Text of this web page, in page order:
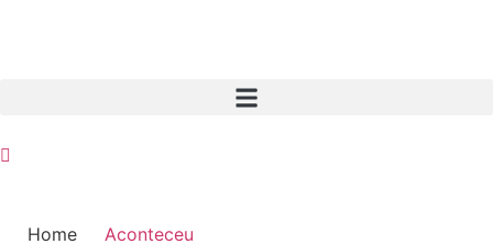
Home Aconteceu